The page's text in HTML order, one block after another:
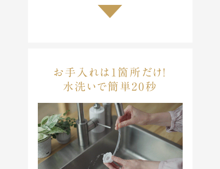
お手入れは1箇所だけ！
水洗いで簡単20秒